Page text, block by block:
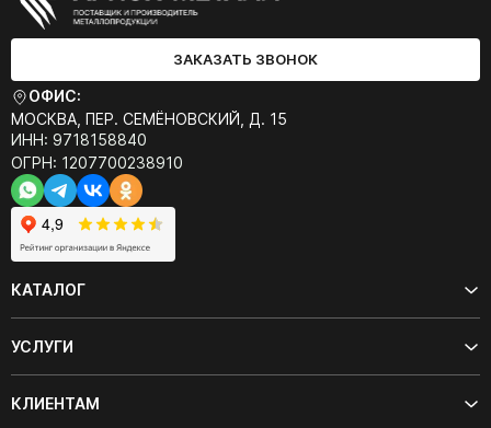
ЗАКАЗАТЬ ЗВОНОК
ОФИС:
МОСКВА, ПЕР. СЕМЁНОВСКИЙ, Д. 15
ИНН: 9718158840
ОГРН: 1207700238910
КАТАЛОГ
УСЛУГИ
КЛИЕНТАМ